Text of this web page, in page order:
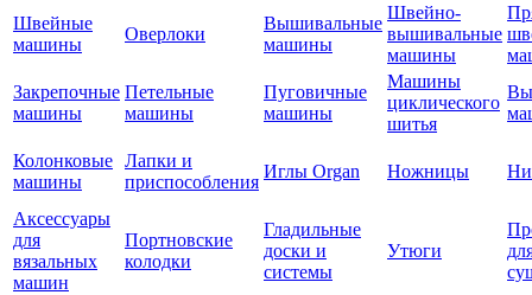
Швейные
машины
Оверлоки
Вышивальные
машины
Швейно-
вышивальные
машины
Закрепочные
машины
Петельные
машины
Пуговичные
машины
Машины
циклического
шитья
Колонковые
машины
Лапки и
приспособления
Иглы Organ Ножницы
Аксессуары
для
вязальных
машин
Портновские
колодки
Гладильные
доски и
системы
Утюги